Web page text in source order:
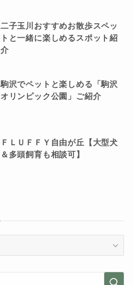
二子玉川おすすめお散歩スペッ
トと一緒に楽しめるスポット紹
介
駒沢でペットと楽しめる「駒沢
オリンピック公園」ご紹介
ＦＬＵＦＦＹ自由が丘【大型犬
＆多頭飼育も相談可】